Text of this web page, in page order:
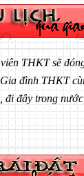
THKT sẽ
đình THKT
đi đây trong